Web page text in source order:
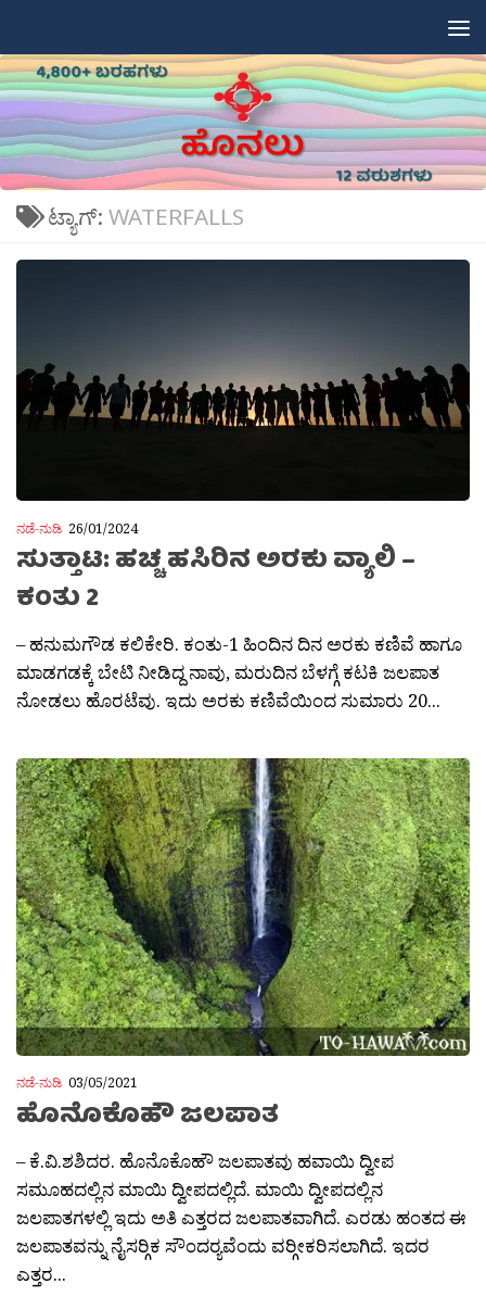
ಟ್ಯಾಗ್: WATERFALLS
ನಡೆ-ನುಡಿ 26/01/2024
ಸುತ್ತಾಟ: ಹಚ್ಚ ಹಸಿರಿನ ಅರಕು ವ್ಯಾಲಿ –
ಕಂತು 2
– ಹನುಮಗೌಡ ಕಲಿಕೇರಿ. ಕಂತು-1 ಹಿಂದಿನ ದಿನ ಅರಕು ಕಣಿವೆ ಹಾಗೂ
ಮಾಡಗಡಕ್ಕೆ ಬೇಟಿ ನೀಡಿದ್ದ ನಾವು, ಮರುದಿನ ಬೆಳಗ್ಗೆ ಕಟಕಿ ಜಲಪಾತ
ನೋಡಲು ಹೊರಟೆವು. ಇದು ಅರಕು ಕಣಿವೆಯಿಂದ ಸುಮಾರು 20...
ನಡೆ-ನುಡಿ 03/05/2021
ಹೊನೊಕೊಹೌ ಜಲಪಾತ
– ಕೆ.ವಿ.ಶಶಿದರ. ಹೊನೊಕೊಹೌ ಜಲಪಾತವು ಹವಾಯಿ ದ್ವೀಪ
ಸಮೂಹದಲ್ಲಿನ ಮಾಯಿ ದ್ವೀಪದಲ್ಲಿದೆ. ಮಾಯಿ ದ್ವೀಪದಲ್ಲಿನ
ಜಲಪಾತಗಳಲ್ಲಿ ಇದು ಅತಿ ಎತ್ತರದ ಜಲಪಾತವಾಗಿದೆ. ಎರಡು ಹಂತದ ಈ
ಜಲಪಾತವನ್ನು ನೈಸರ‍್ಗಿಕ ಸೌಂದರ‍್ಯವೆಂದು ವರ‍್ಗೀಕರಿಸಲಾಗಿದೆ. ಇದರ
ಎತ್ತರ...